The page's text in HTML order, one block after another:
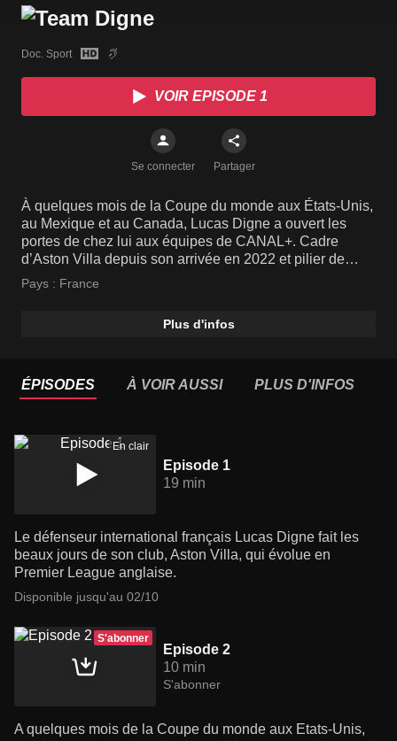
Doc. Sport
VOIR EPISODE 1
Se connecter Partager
À quelques mois de la Coupe du monde aux États-Unis,
au Mexique et au Canada, Lucas Digne a ouvert les
portes de chez lui aux équipes de CANAL+. Cadre
d’Aston Villa depuis son arrivée en 2022 et pilier de
l’équipe de France de Didier Deschamps, Lucas Digne
a un objectif en tête : le Mondial 2026.
Pays : France
Plus d'infos
ÉPISODES À VOIR AUSSI PLUS D'INFOS
En clair
Episode 1
19 min
Le défenseur international français Lucas Digne fait les
beaux jours de son club, Aston Villa, qui évolue en
Premier League anglaise.
Disponible jusqu'au 02/10
S'abonner
Episode 2
10 min
S'abonner
A quelques mois de la Coupe du monde aux Etats-Unis,